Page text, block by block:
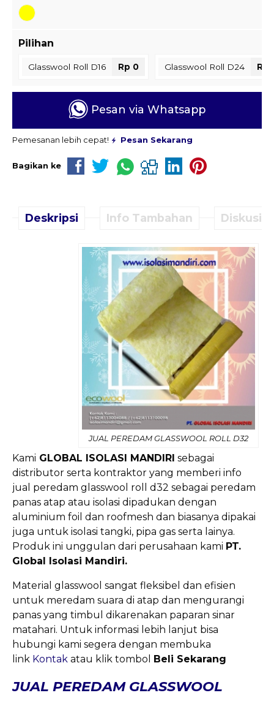
Pilihan
Glasswool Roll D16 Rp 0 Glasswool Roll D24 Rp
Pesan via Whatsapp
Pemesanan lebih cepat! Pesan Sekarang
Bagikan ke
Deskripsi Info Tambahan Diskusi
JUAL PEREDAM GLASSWOOL ROLL D32
Kami GLOBAL ISOLASI MANDIRI sebagai
distributor serta kontraktor yang memberi info
jual peredam glasswool roll d32 sebagai peredam
panas atap atau isolasi dipadukan dengan
aluminium foil dan roofmesh dan biasanya dipakai
juga untuk isolasi tangki, pipa gas serta lainya.
Produk ini unggulan dari perusahaan kami PT.
Global Isolasi Mandiri.
Material glasswool sangat fleksibel dan efisien
untuk meredam suara di atap dan mengurangi
panas yang timbul dikarenakan paparan sinar
matahari. Untuk informasi lebih lanjut bisa
hubungi kami segera dengan membuka
link Kontak atau klik tombol Beli Sekarang
JUAL PEREDAM GLASSWOOL